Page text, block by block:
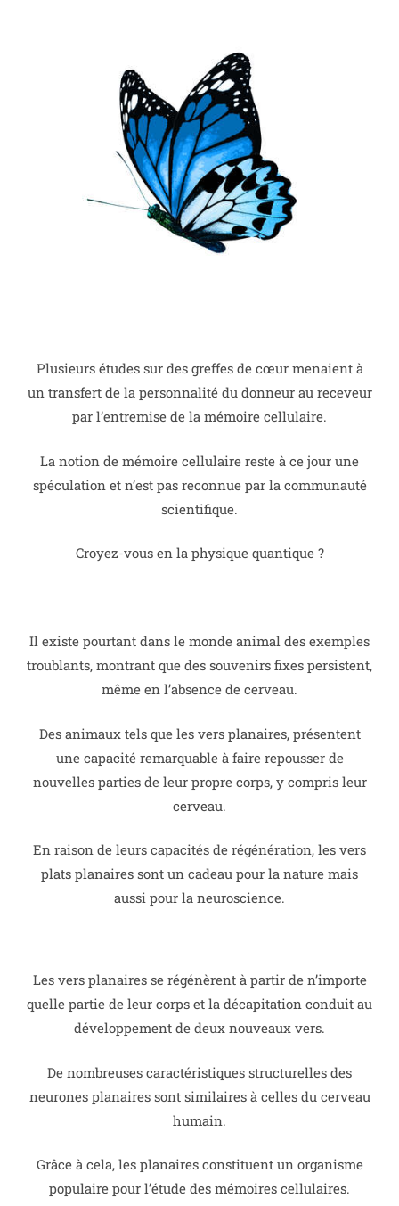
Plusieurs études sur des greffes de cœur menaient à
un transfert de la personnalité du donneur au receveur
par l’entremise de la mémoire cellulaire.
La notion de mémoire cellulaire reste à ce jour une
spéculation et n’est pas reconnue par la communauté
scientifique.
Croyez-vous en la physique quantique ?
Il existe pourtant dans le monde animal des exemples
troublants, montrant que des souvenirs fixes persistent,
même en l’absence de cerveau.
Des animaux tels que les vers planaires, présentent
une capacité remarquable à faire repousser de
nouvelles parties de leur propre corps, y compris leur
cerveau.
En raison de leurs capacités de régénération, les vers
plats planaires sont un cadeau pour la nature mais
aussi pour la neuroscience.
Les vers planaires se régénèrent à partir de n’importe
quelle partie de leur corps et la décapitation conduit au
développement de deux nouveaux vers.
De nombreuses caractéristiques structurelles des
neurones planaires sont similaires à celles du cerveau
humain.
Grâce à cela, les planaires constituent un organisme
populaire pour l’étude des mémoires cellulaires.